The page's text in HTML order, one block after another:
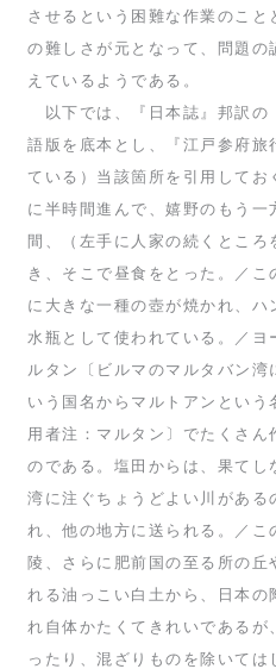
させるという困難な作業のこ
の難しさが元となって、問題
えているようである。
以下では、『日本誌』邦訳の
語版を底本とし、『江戸参府旅
ている）当該箇所を引用してお
に半時間進んで、嬉野のもう
間、（左手に人家の続くとこ
き、そこで昼食をとった。／
に大きな一種の壺が焼かれ、ハ
水瓶として使われている。／
ルタン〔ビルマのマルタバン湾
いう国名からマルトアンという
用者注：マルタン〕でたくさ
のである。塩田からは、果て
湾に注ぐちょうどよい川があ
れ、他の地方に送られる。／
陵、さらに肥前国の至る所の丘
れる油っこい白土から、日本
れ自体かたくてきれいである
ったり、混ざりものを除いて